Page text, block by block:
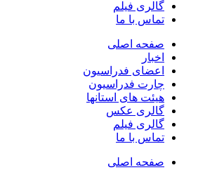
گالری فیلم
تماس با ما
صفحه اصلی
اخبار
اعضای فدراسیون
چارت فدراسیون
هیئت های استانها
گالری عکس
گالری فیلم
تماس با ما
صفحه اصلی